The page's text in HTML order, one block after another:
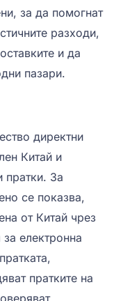
за да помогнат
разходи,
и да
пазари.
директни
Китай и
пратки. За
се показва,
от Китай чрез
за електронна
пратките на